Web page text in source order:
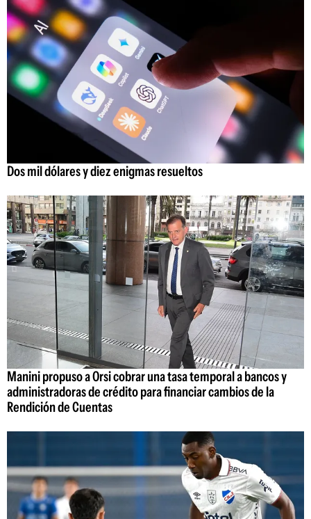
Dos mil dólares y diez enigmas resueltos
Manini propuso a Orsi cobrar una tasa temporal a bancos y
administradoras de crédito para financiar cambios de la
Rendición de Cuentas